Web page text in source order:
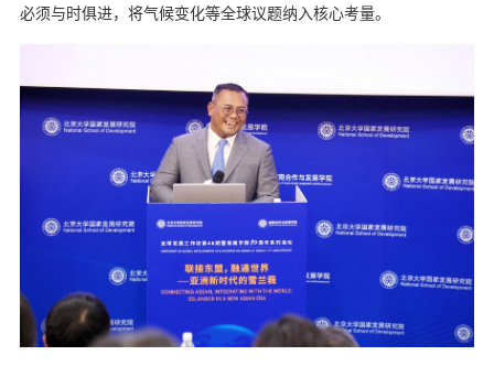
必须与时俱进，将气候变化等全球议题纳入核心考量。